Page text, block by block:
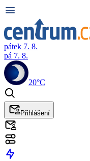
pátek 7. 8.
pá 7. 8.
20°C
Přihlášení